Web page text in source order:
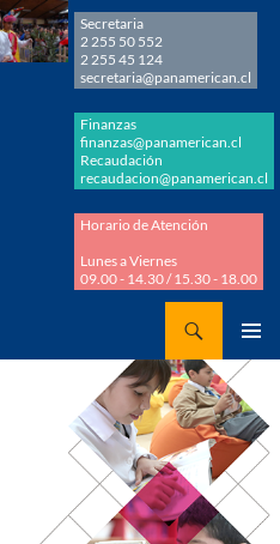
Secretaria
2 255 50 552
2 255 45 124
secretaria@panamerican.cl
Finanzas
finanzas@panamerican.cl
Recaudación
recaudacion@panamerican.cl
Horario de Atención
Lunes a Viernes
09.00 - 14.30 / 15.30 - 18.00
MENÚ